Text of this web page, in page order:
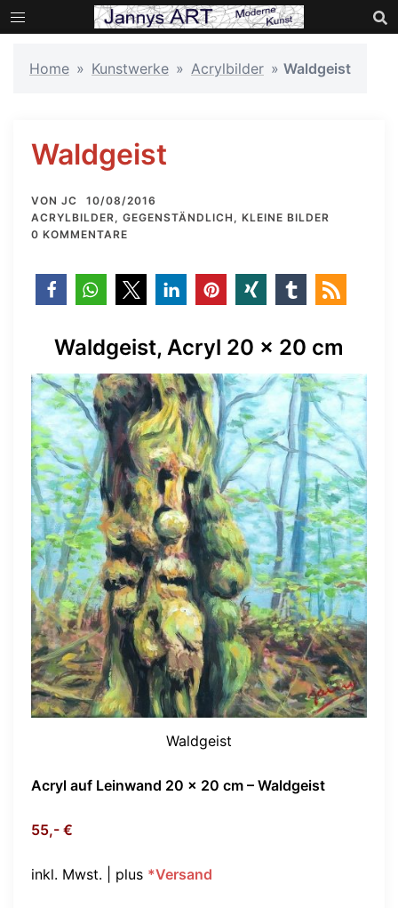
Zum
Inhalt
Home » Kunstwerke » Acrylbilder » Waldgeist
Waldgeist
VON JC
10/08/2016
ACRYLBILDER, GEGENSTÄNDLICH , KLEINE BILDER
0 KOMMENTARE
Waldgeist, Acryl 20 x 20 cm
Waldgeist
Acryl auf Leinwand 20 x 20 cm – Waldgeist
55,- €
inkl. Mwst. | plus *Versand